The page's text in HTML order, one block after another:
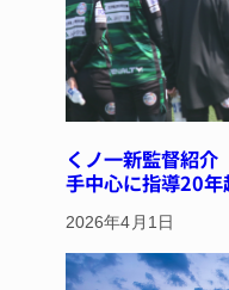
くノ一新監督紹
手中心に指導20年
2026年4月1日